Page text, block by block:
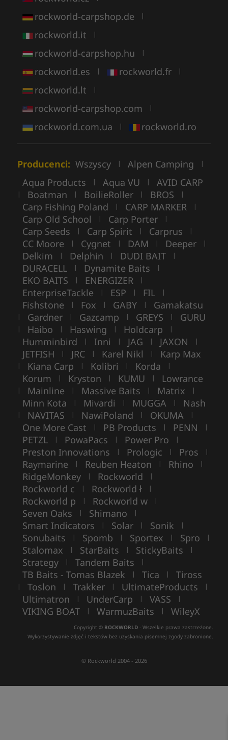
rockworld-carpshop.de |
rockworld.it |
rockworld-carpshop.hu |
rockworld.es | rockworld.fr |
rockworld.lt |
rockworld-carpshop.com |
rockworld.com.ua | rockworld.ro
Producenci: Wszyscy | Alpen Camping |
Aqua Products | Aqua VU | AVID CARP
| Boatman | BoilieRoller | BROS |
Carp Fishing Poland | CARP MARKER |
Carp Old School | Carp Porter |
Carp Seeds | Carp Spirit | Carprus |
CC Moore | Cygnet | DAM | Deeper |
Delkim | Delphin | DUDI BAIT |
DURACELL | Dynamite Baits |
EKO BAITS | ENERGIZER |
EnterpriseTackle | ESP | FIL |
Fishstone | Fox | GABY | Gamakatsu
| Gardner | Gazcamp | GREYS | GURU
| Haibo | Haswing | Holdcarp |
Humminbird | Inni | JAG | JAXON |
JETFISH | JRC | Karel Nikl | Karp Max
| Kiana Carp | Kolibri | Korda |
Korum | Kryston | KUMU | Lowrance
| Mainline | Massive Baits | Matrix |
Minn Kota | Mivardi | MUGGA | Nash
| NAVITAS | NawiPoland | OKUMA |
One More Cast | PB Products | PENN |
PETZL | PowaPacs | Power Pro |
Preston Innovations | Prologic | Pros |
Raymarine | Reuben Heaton | Rhino |
RidgeMonkey | Rockworld |
Rockworld c | Rockworld ł |
Rockworld p | Rockworld w |
Seven Oaks | Shimano |
Smart Indicators | Solar | Sonik |
Sonubaits | Spomb | Sportex | Spro |
Stalomax | StarBaits | StickyBaits |
Strategy | Tandem Baits |
TB Baits - Tomas Blazek | Tica | Tiross
| Toslon | Trakker | UltimateProducts |
Ultimatron | UnderCarp | VASS |
VIKING BOAT | WarmuzBaits | WileyX
Copyright © ROCKWORLD - Wszelkie prawa zastrzeżone.
Wykorzystywanie zdjęć i tekstów bez uzyskania pisemnej zgody zabronione.
© Rockworld 2004 - 2026